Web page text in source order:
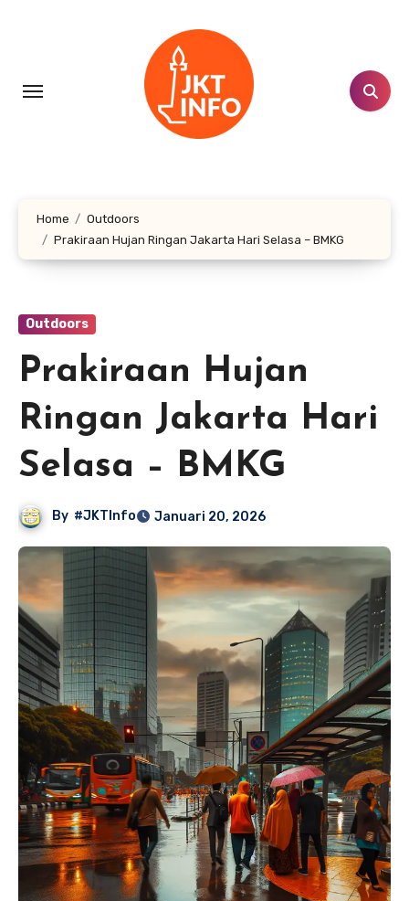
Home
Outdoors
Prakiraan Hujan Ringan Jakarta Hari Selasa – BMKG
Outdoors
Prakiraan Hujan
Ringan Jakarta Hari
Selasa – BMKG
By #JKTInfo Januari 20, 2026